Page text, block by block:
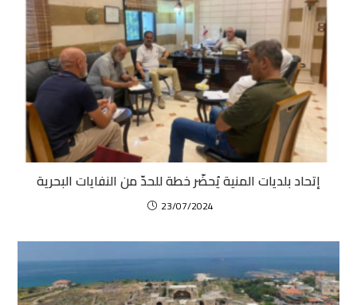
إتحاد بلديات المنية يُحضّر خطة للحدّ من النفايات البحرية
23/07/2024